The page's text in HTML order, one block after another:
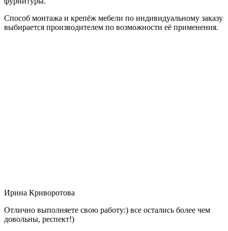
Способ монтажа и крепёж мебели по индивидуальному заказу
выбирается производителем по возможности её применения.
Ирина Криворотова
Отлично выполняете свою работу:) все остались более чем
довольны, респект!)